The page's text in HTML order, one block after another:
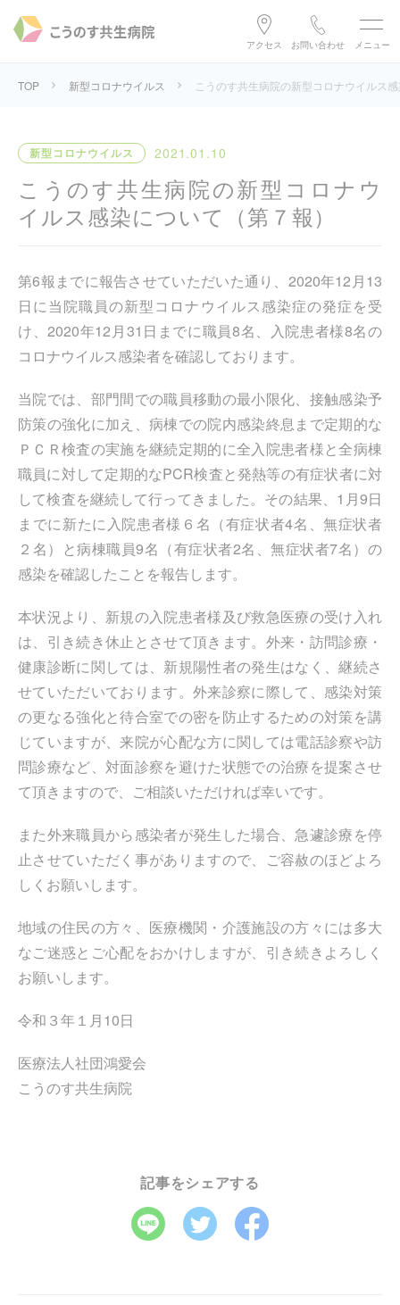
アクセス お問い合わせ メニュー
TOP 新型コロナウイルス こうのす共生病院の新型コロナウイルス
新型コロナウイルス 2021.01.10
こうのす共生病院の新型コロナウ
イルス感染について（第７報）
第6報までに報告させていただいた通り、2020年12月13
日に当院職員の新型コロナウイルス感染症の発症を受
け、2020年12月31日までに職員8名、入院患者様8名の
コロナウイルス感染者を確認しております。
当院では、部門間での職員移動の最小限化、接触感染予
防策の強化に加え、病棟での院内感染終息まで定期的な
ＰＣＲ検査の実施を継続定期的に全入院患者様と全病棟
職員に対して定期的なPCR検査と発熱等の有症状者に対
して検査を継続して行ってきました。その結果、1月9日
までに新たに入院患者様６名（有症状者4名、無症状者
２名）と病棟職員9名（有症状者2名、無症状者7名）の
感染を確認したことを報告します。
本状況より、新規の入院患者様及び救急医療の受け入れ
は、引き続き休止とさせて頂きます。外来・訪問診療・
健康診断に関しては、新規陽性者の発生はなく、継続さ
せていただいております。外来診察に際して、感染対策
の更なる強化と待合室での密を防止するための対策を講
じていますが、来院が心配な方に関しては電話診察や訪
問診療など、対面診察を避けた状態での治療を提案させ
て頂きますので、ご相談いただければ幸いです。
また外来職員から感染者が発生した場合、急遽診療を停
止させていただく事がありますので、ご容赦のほどよろ
しくお願いします。
地域の住民の方々、医療機関・介護施設の方々には多大
なご迷惑とご心配をおかけしますが、引き続きよろしく
お願いします。
令和３年１月10日
医療法人社団鴻愛会
こうのす共生病院
記事をシェアする